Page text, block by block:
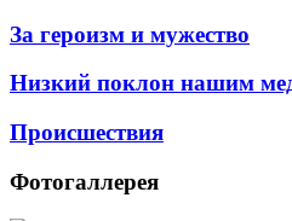
За героизм и мужество
Низкий поклон нашим
Происшествия
Фотогаллерея